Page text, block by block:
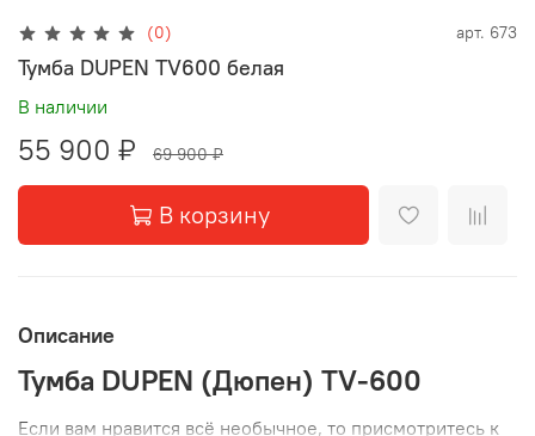
(0) арт. 673
Тумба DUPEN TV600 белая
В наличии
55 900 ₽ 69 900 ₽
В корзину
Описание
Тумба DUPEN (Дюпен) TV-600
Если вам нравится всё необычное, то присмотритесь к